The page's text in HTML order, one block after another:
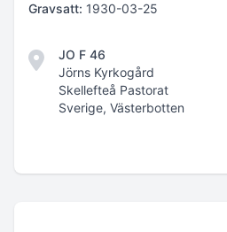
Gravsatt: 1930-03-25
JO F 46
Jörns Kyrkogård
Skellefteå Pastorat
Sverige, Västerbotten